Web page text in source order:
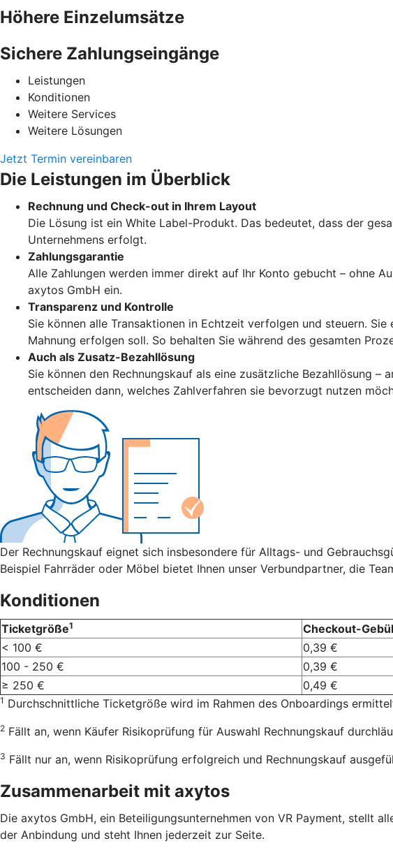
Höhere Einzelumsätze
Sichere Zahlungseingänge
Leistungen
Konditionen
Weitere Services
Weitere Lösungen
Jetzt Termin vereinbaren
Die Leistungen im Überblick
Rechnung und Check-out in Ihrem Layout
Die Lösung ist ein White Label-Produkt. Das bedeutet, dass der
Unternehmens erfolgt.
Zahlungsgarantie
Alle Zahlungen werden immer direkt auf Ihr Konto gebucht – ohne
axytos GmbH ein.
Transparenz und Kontrolle
Sie können alle Transaktionen in Echtzeit verfolgen und steuern.
Mahnung erfolgen soll. So behalten Sie während des gesamten
Auch als Zusatz-Bezahllösung
Sie können den Rechnungskauf als eine zusätzliche Bezahllösung –
entscheiden dann, welches Zahlverfahren sie bevorzugt nutzen
Der Rechnungskauf eignet sich insbesondere für Alltags- und
Beispiel Fahrräder oder Möbel bietet Ihnen unser Verbundpartner, die
Konditionen
Ticketgröße1 Checkout-
< 100 € 0,39 €
100 - 250 €
0,39 €
≥ 250 €
0,49 €
1 Durchschnittliche Ticketgröße wird im Rahmen des Onboardings
2 Fällt an, wenn Käufer Risikoprüfung für Auswahl Rechnungskauf
3 Fällt nur an, wenn Risikoprüfung erfolgreich und Rechnungskauf
Zusammenarbeit mit axytos
Die axytos GmbH, ein Beteiligungsunternehmen von VR Payment, stellt
der Anbindung und steht Ihnen jederzeit zur Seite.